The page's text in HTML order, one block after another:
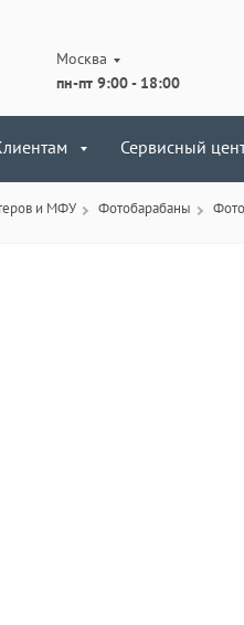
Москва
пн-пт 9:00 - 18:00
Сервисный
и МФУ Фотобарабаны